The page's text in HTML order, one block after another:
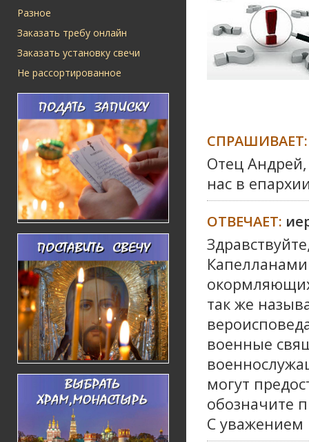
Разное
Заказать требу онлайн
Заказать установку свечи
Не рассортированное
СПРАШИВАЕТ:
Отец Андрей,
нас в
ОТВЕЧАЕТ:
так же
военные
могут
обозначите
С уважением